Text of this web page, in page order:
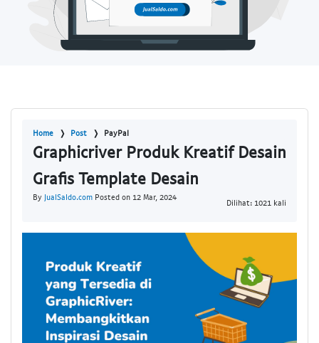
Home Post PayPal
Graphicriver Produk Kreatif Desain
Grafis Template Desain
By JualSaldo.com Posted on 12 Mar, 2024
Dilihat: 1021 kali